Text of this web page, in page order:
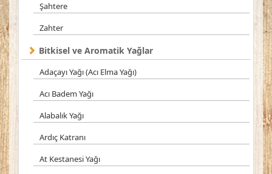
Şahtere
Zahter
Bitkisel ve Aromatik Yağlar
Adaçayı Yağı (Acı Elma Yağı)
Acı Badem Yağı
Alabalık Yağı
Ardıç Katranı
At Kestanesi Yağı